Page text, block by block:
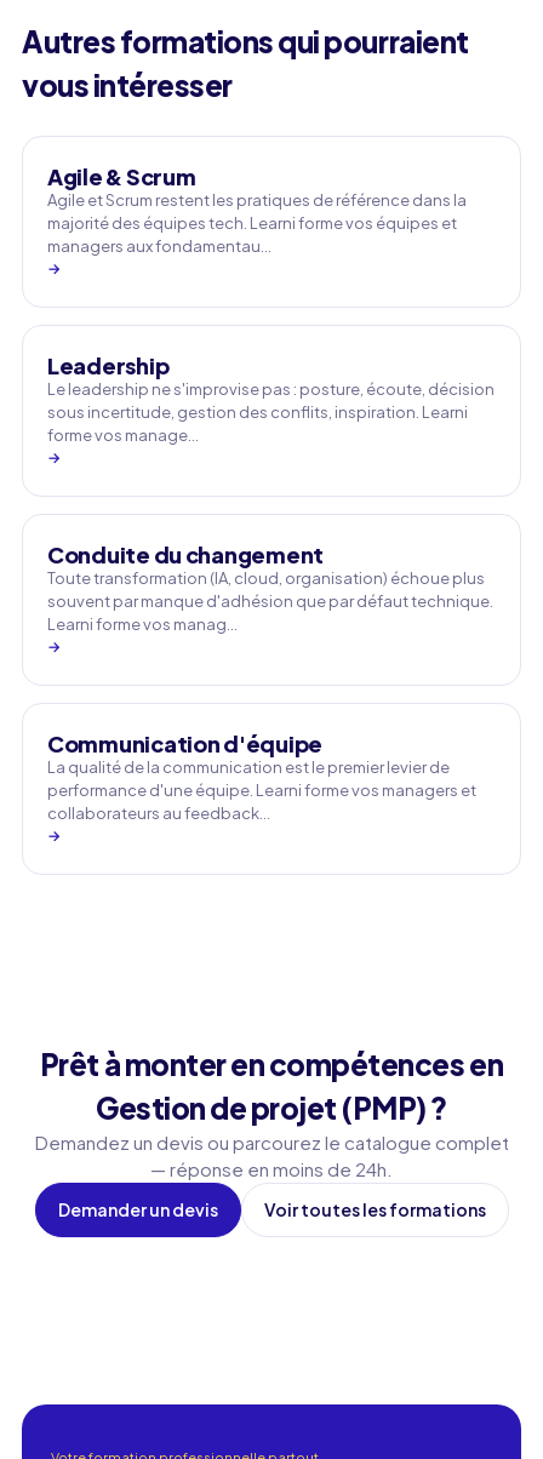
Autres formations qui pourraient
vous intéresser
Agile & Scrum
Agile et Scrum restent les pratiques de référence dans la
majorité des équipes tech. Learni forme vos équipes et
managers aux fondamentau…
→
Leadership
Le leadership ne s'improvise pas : posture, écoute, décision
sous incertitude, gestion des conflits, inspiration. Learni
forme vos manage…
→
Conduite du changement
Toute transformation (IA, cloud, organisation) échoue plus
souvent par manque d'adhésion que par défaut technique.
Learni forme vos manag…
→
Communication d'équipe
La qualité de la communication est le premier levier de
performance d'une équipe. Learni forme vos managers et
collaborateurs au feedback…
→
Prêt à monter en compétences en
Gestion de projet (PMP) ?
Demandez un devis ou parcourez le catalogue complet
— réponse en moins de 24h.
Demander un devis Voir toutes les formations